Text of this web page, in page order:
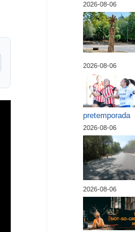
2026-08-06
2026-08-06
pretemporada
2026-08-06
2026-08-06